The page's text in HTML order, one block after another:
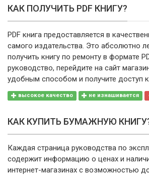
КАК ПОЛУЧИТЬ PDF КНИГУ?
PDF книга предоставляется в
самого издательства. Это абсолютно
получить книгу по ремонту в формате
руководство, перейдите на сайт
удобным способом и получите доступ к
высокое качество не изнашивается
КАК КУПИТЬ БУМАЖНУЮ
Каждая страница руководства по
содержит информацию о ценах и
интернет-магазинах с возможностью